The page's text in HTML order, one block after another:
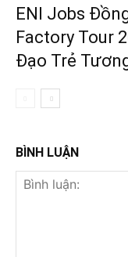
ENI Jobs
Factory Tour
Đạo Trẻ
BÌNH LUẬN